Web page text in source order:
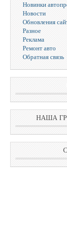
Новинки
Новости
Обновления
Разное
Реклама
Ремонт авто
Обратная связь
НАША